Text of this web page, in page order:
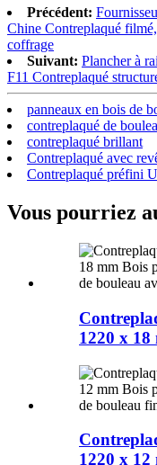
Précédent:
Chine Contreplaqué
coffrage
Suivant: Plancher à
F11 Contreplaqué
panneaux en bois de
contreplaqué de
contreplaqué brillant
Contreplaqué avec
Contreplaqué préfini
Vous pourriez
1220 x
1220 x